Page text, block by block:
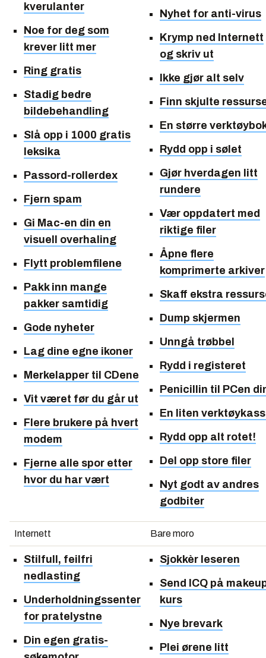
kverulanter
Noe for deg som
krever litt mer
Ring gratis
Stadig bedre
bildebehandling
Slå opp i 1000 gratis
leksika
Passord-rollerdex
Fjern spam
Gi Mac-en din en
visuell overhaling
Flytt problemfilene
Pakk inn mange
pakker samtidig
Gode nyheter
Lag dine egne ikoner
Merkelapper til CDene
Vit været før du går ut
Flere brukere på hvert
modem
Fjerne alle spor etter
hvor du har vært
Nyhet for anti-virus
Krymp ned Internett
og skriv ut
Ikke gjør alt selv
Finn skjulte
En større
Rydd opp i sølet
Gjør hverdagen litt
rundere
Vær oppdatert med
riktige filer
Åpne flere
komprimerte arkiver
Skaff ekstra
Dump skjermen
Unngå trøbbel
Rydd i registeret
Penicillin til PCen
En liten
Rydd opp alt rotet!
Del opp store filer
Nyt godt av andres
godbiter
Internett Bare moro
Stilfull, feilfri
nedlasting
Underholdningssenter
for pratelystne
Din egen gratis-
Sjokkèr leseren
Send ICQ på
kurs
Nye brevark
Plei ørene litt